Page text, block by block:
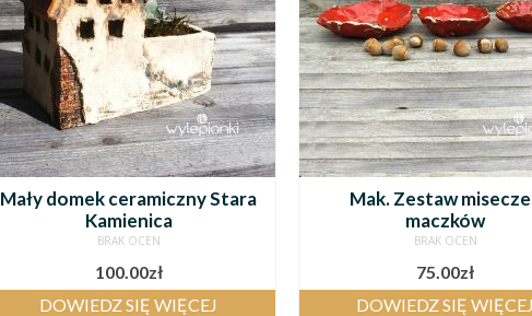
Mały domek ceramiczny Stara
Kamienica
BRAK OCEN
100.00zł
DOWIEDZ SIĘ WIĘCEJ
Mak. Zestaw
maczków
BRAK OCEN
75.00zł
DOWIEDZ SIĘ